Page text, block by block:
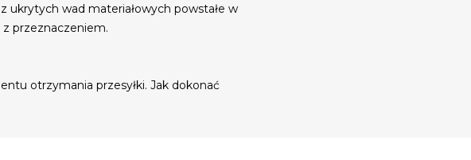
ukrytych wad materiałowych powstałe w
przeznaczeniem.
otrzymania przesyłki. Jak dokonać